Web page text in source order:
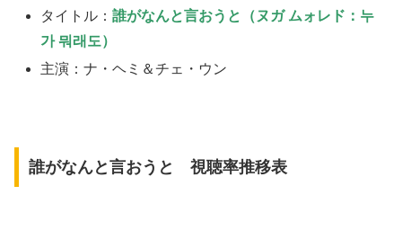
タイトル：誰がなんと言おうと（ヌガ ムォレド：누
가 뭐래도）
主演：ナ・ヘミ＆チェ・ウン
誰がなんと言おうと 視聴率推移表